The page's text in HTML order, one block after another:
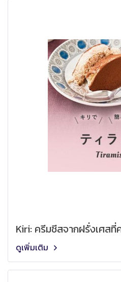
Kiri: ครีมชีสจากฝรั่งเศส
ดูเพิ่มเติม